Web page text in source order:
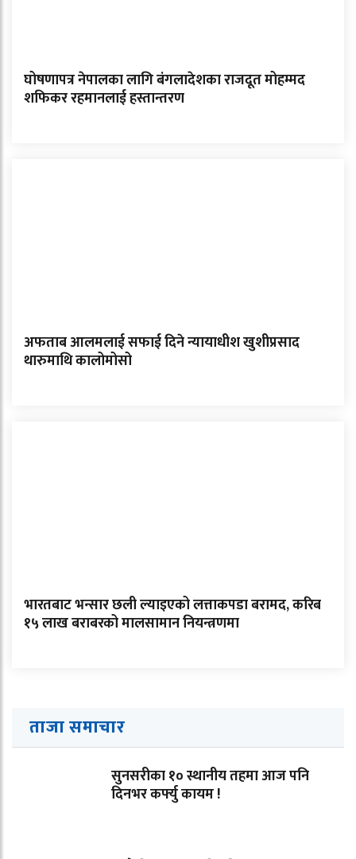
घोषणापत्र नेपालका लागि बंगलादेशका राजदूत मोहम्मद
शफिकर रहमानलाई हस्तान्तरण
अफताब आलमलाई सफाई दिने न्यायाधीश खुशीप्रसाद
थारुमाथि कालोमोसो
भारतबाट भन्सार छली ल्याइएको लत्ताकपडा बरामद, करिब
१५ लाख बराबरको मालसामान नियन्त्रणमा
ताजा समाचार
सुनसरीका १० स्थानीय तहमा आज पनि
दिनभर कर्फ्यु कायम !